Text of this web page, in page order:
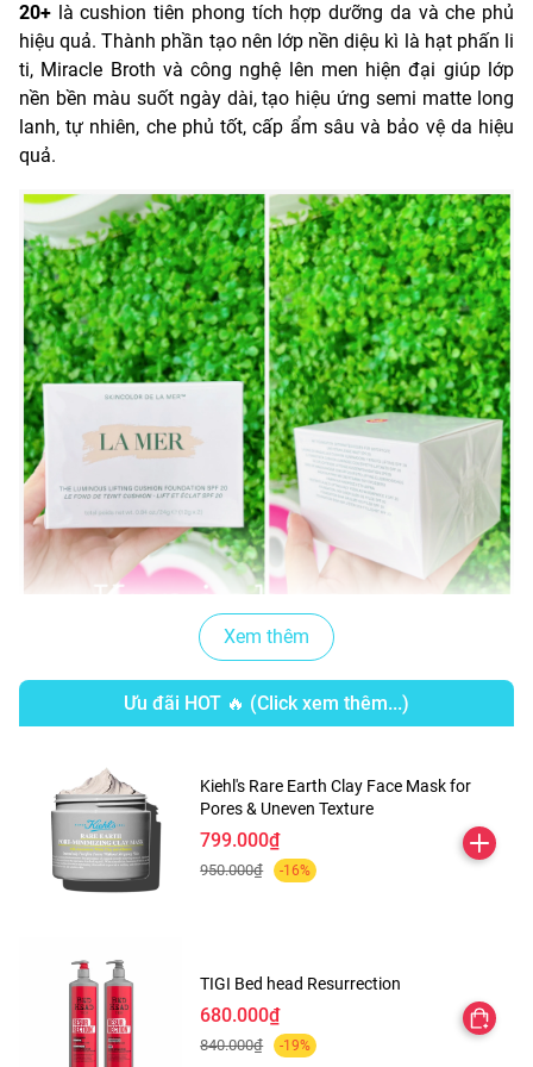
20+ là cushion tiên phong tích hợp dưỡng da và che phủ
hiệu quả. Thành phần tạo nên lớp nền diệu kì là hạt phấn li
ti, Miracle Broth và công nghệ lên men hiện đại giúp lớp
nền bền màu suốt ngày dài, tạo hiệu ứng semi matte long
lanh, tự nhiên, che phủ tốt, cấp ẩm sâu và bảo vệ da hiệu
quả.
Xem thêm
Ưu đãi HOT 🔥 (Click xem thêm...)
Kiehl's Rare Earth Clay Face Mask for
Pores & Uneven Texture
799.000₫
950.000₫ -16%
TIGI Bed head Resurrection
680.000₫
840.000₫ -19%